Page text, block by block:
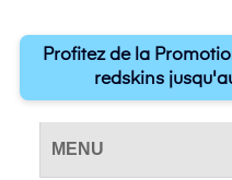
Profitez de la
redskins
MENU